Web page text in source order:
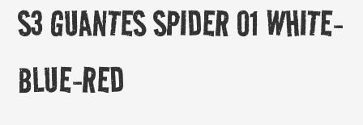
S3 GUANTES SPIDER 01 WHITE-
BLUE-RED